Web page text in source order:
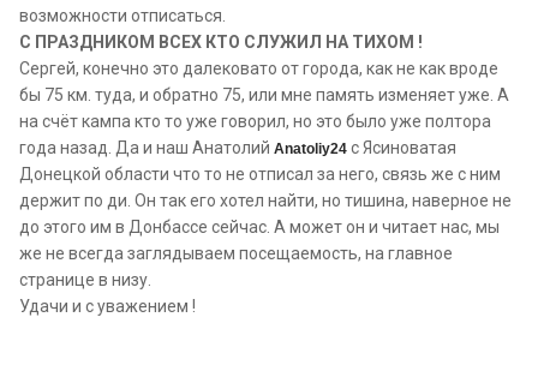
возможности отписаться.
С ПРАЗДНИКОМ ВСЕХ КТО СЛУЖИЛ НА ТИХОМ !
Сергей, конечно это далековато от города, как не как вроде
бы 75 км. туда, и обратно 75, или мне память изменяет уже. А
на счёт кампа кто то уже говорил, но это было уже полтора
года назад. Да и наш Анатолий Anatoliy24 с Ясиноватая
Донецкой области что то не отписал за него, связь же с ним
держит по ди. Он так его хотел найти, но тишина, наверное не
до этого им в Донбассе сейчас. А может он и читает нас, мы
же не всегда заглядываем посещаемость, на главное
странице в низу.
Удачи и с уважением !